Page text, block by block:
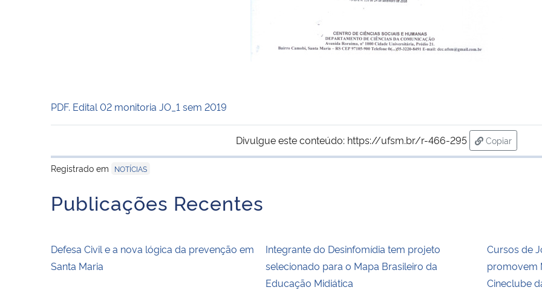
PDF. Edital 02 monitoria JO_1 sem 2019
Divulgue este conteúdo: https://ufsm.br/r-466-295
Copiar
para área
Registrado em
NOTÍCIAS
Publicações Recentes
Defesa Civil e a nova lógica da prevenção em
Santa Maria
Integrante do Desinfomídia tem projeto
selecionado para o Mapa Brasileiro da
Educação Midiática
Cursos de
promovem
Cineclube